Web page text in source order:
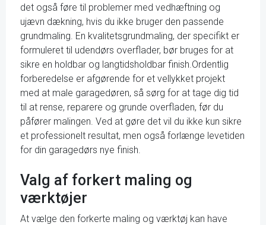
det også føre til problemer med vedhæftning og
ujævn dækning, hvis du ikke bruger den passende
grundmaling. En kvalitetsgrundmaling, der specifikt er
formuleret til udendørs overflader, bør bruges for at
sikre en holdbar og langtidsholdbar finish.Ordentlig
forberedelse er afgørende for et vellykket projekt
med at male garagedøren, så sørg for at tage dig tid
til at rense, reparere og grunde overfladen, før du
påfører malingen. Ved at gøre det vil du ikke kun sikre
et professionelt resultat, men også forlænge levetiden
for din garagedørs nye finish.
Valg af forkert maling og
værktøjer
At vælge den forkerte maling og værktøj kan have